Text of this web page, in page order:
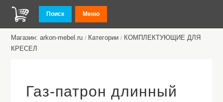
Поиск Меню
Магазин: arkon-mebel.ru / Категории / КОМПЛЕКТУЮЩИЕ ДЛЯ
КРЕСЕЛ
Газ-патрон длинный